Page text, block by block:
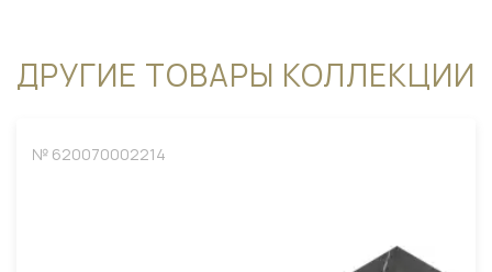
ДРУГИЕ ТОВАРЫ КОЛЛЕКЦИИ
№ 620070002214